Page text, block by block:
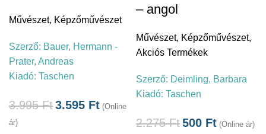
Művészet, Képzőművészet
Szerző: Bauer, Hermann -
Prater, Andreas
Kiadó: Taschen
3.995Ft3.595 Ft (Online
ár)
– angol
Művészet, Képzőművészet,
Akciós Termékek
Szerző: Deimling, Barbara
Kiadó: Taschen
2.275Ft500 Ft (Online ár)